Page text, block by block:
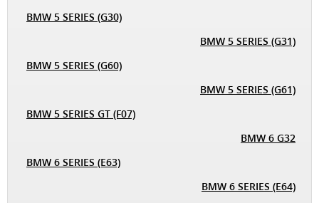
BMW 5 SERIES (G30)
BMW 5 SERIES (G31)
BMW 5 SERIES (G60)
BMW 5 SERIES (G61)
BMW 5 SERIES GT (F07)
BMW 6 G32
BMW 6 SERIES (E63)
BMW 6 SERIES (E64)